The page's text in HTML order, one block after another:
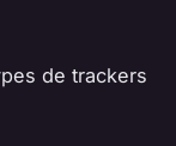
de trackers